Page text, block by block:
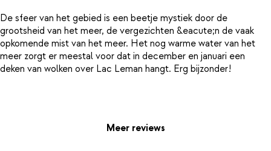
De sfeer van het gebied is een beetje mystiek door de
grootsheid van het meer, de vergezichten &eacute;n de vaak
opkomende mist van het meer. Het nog warme water van het
meer zorgt er meestal voor dat in december en januari een
deken van wolken over Lac Leman hangt. Erg bijzonder!
Meer reviews